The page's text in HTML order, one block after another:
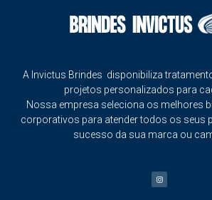
A Invictus Brindes disponibiliza
projetos personalizados para
Nossa empresa seleciona os melhores
corporativos para atender todos os seus
sucesso da sua marca ou